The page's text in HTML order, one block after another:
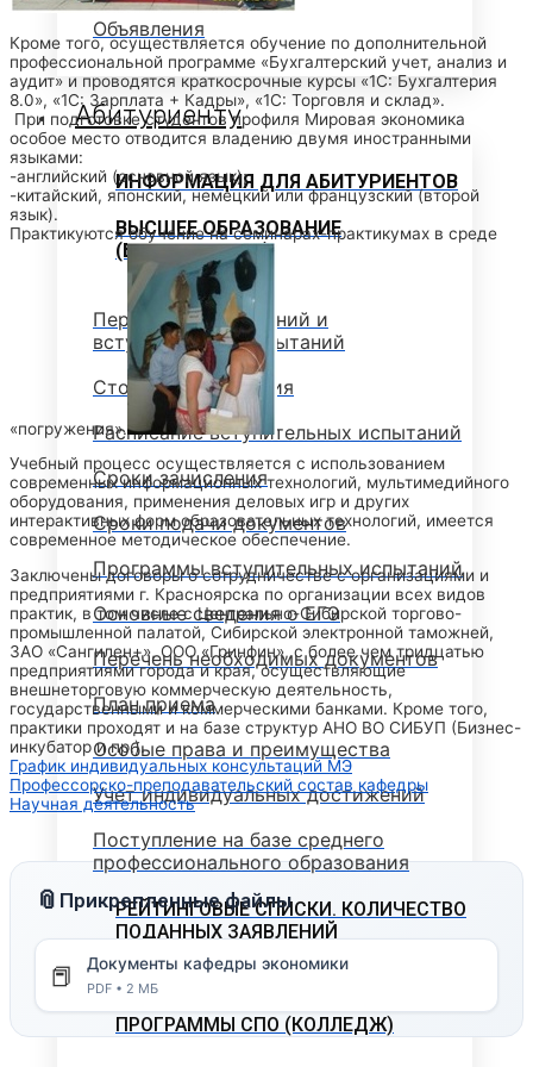
Объявления
Абитуриенту
ИНФОРМАЦИЯ ДЛЯ АБИТУРИЕНТОВ
ВЫСШЕЕ ОБРАЗОВАНИЕ
(БАКАЛАВРИАТ)
Перечень направлений и
вступительных испытаний
Стоимость обучения
Расписание вступительных испытаний
Сроки зачисления
Сроки подачи документов
Программы вступительных испытаний
Основные сведения о ЕГЭ
Перечень необходимых документов
План приема
Особые права и преимущества
Учет индивидуальных достижений
Поступление на базе среднего
профессионального образования
РЕЙТИНГОВЫЕ СПИСКИ. КОЛИЧЕСТВО
ПОДАННЫХ ЗАЯВЛЕНИЙ
ПРИКАЗЫ О ЗАЧИСЛЕНИИ
ПРОГРАММЫ СПО (КОЛЛЕДЖ)
Кроме того, осуществляется обучение по дополнительной
профессиональной программе «Бухгалтерский учет, анализ и
аудит» и проводятся краткосрочные курсы «1С: Бухгалтерия
8.0», «1С: Зарплата + Кадры», «1С: Торговля и склад».
При подготовке студентов профиля Мировая экономика
особое место отводится владению двумя иностранными
языками:
-английский (основной язык);
-китайский, японский, немецкий или французский (второй
язык).
Практикуются обучение на семинарах-практикумах в среде
«погружения».
Учебный процесс осуществляется с использованием
современных информационных технологий, мультимедийного
оборудования, применения деловых игр и других
интерактивных форм образовательных технологий, имеется
современное методическое обеспечение.
Заключены договоры о сотрудничестве с организациями и
предприятиями г. Красноярска по организации всех видов
практик, в том числе с Центрально-Сибирской торгово-
промышленной палатой, Сибирской электронной таможней,
ЗАО «Сангилен+», ООО «Гринфин», с более чем тридцатью
предприятиями города и края, осуществляющие
внешнеторговую коммерческую деятельность,
государственными и коммерческими банками. Кроме того,
практики проходят и на базе структур АНО ВО СИБУП (Бизнес-
инкубатор и пр.).
График индивидуальных консультаций МЭ
Профессорско-преподавательский состав кафедры
Научная деятельность
📎 Прикрепленные файлы
📕 Документы кафедры экономики
PDF • 2 МБ